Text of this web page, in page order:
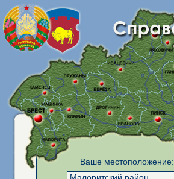
Ваше местоположение: